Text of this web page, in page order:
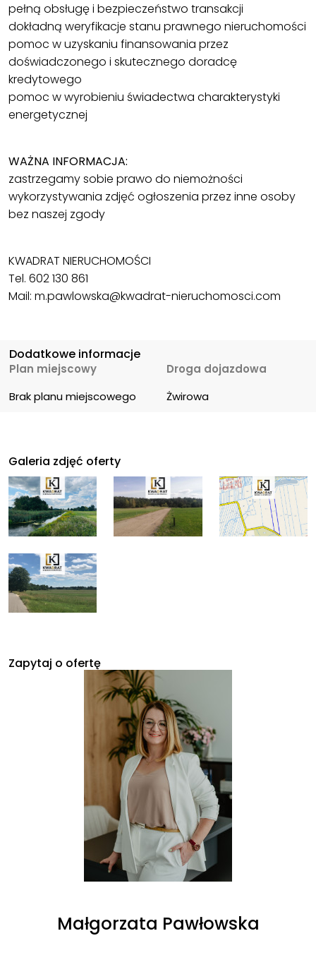
pełną obsługę i bezpieczeństwo transakcji
dokładną weryfikacje stanu prawnego nieruchomości
pomoc w uzyskaniu finansowania przez
doświadczonego i skutecznego doradcę
kredytowego
pomoc w wyrobieniu świadectwa charakterystyki
energetycznej
WAŻNA INFORMACJA:
zastrzegamy sobie prawo do niemożności
wykorzystywania zdjęć ogłoszenia przez inne osoby
bez naszej zgody
KWADRAT NIERUCHOMOŚCI
Tel. 602 130 861
Mail: m.pawlowska@kwadrat-nieruchomosci.com
Dodatkowe informacje
Plan miejscowy
Brak planu miejscowego
Droga dojazdowa
Żwirowa
Galeria zdjęć oferty
Zapytaj o ofertę
Małgorzata Pawłowska